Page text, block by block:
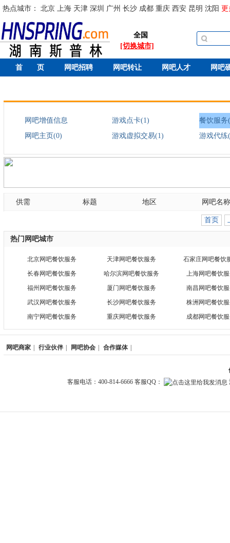
热点城市： 北京 上海 天津 深圳 广州 长沙 成都 重庆 西安 昆明 沈阳 更
全国
[切换城市]
首 页 网吧招聘 网吧转让 网吧人才 网吧
网吧增值信息 游戏点卡(1)
餐饮服务
网吧主页(0)
游戏虚拟交易(1) 游戏代练
供需 标题 地区 网吧名称
首页
热门网吧城市
北京网吧餐饮服务 天津网吧餐饮服务
石家庄网吧餐饮
长春网吧餐饮服务
哈尔滨网吧餐饮服务
上海网吧餐饮
福州网吧餐饮服务
厦门网吧餐饮服务
南昌网吧餐饮
武汉网吧餐饮服务
长沙网吧餐饮服务
株洲网吧餐饮
南宁网吧餐饮服务
重庆网吧餐饮服务 成都网吧餐饮
网吧商家 行业伙伴 网吧协会 合作媒体
客服电话：400-814-6666 客服QQ：